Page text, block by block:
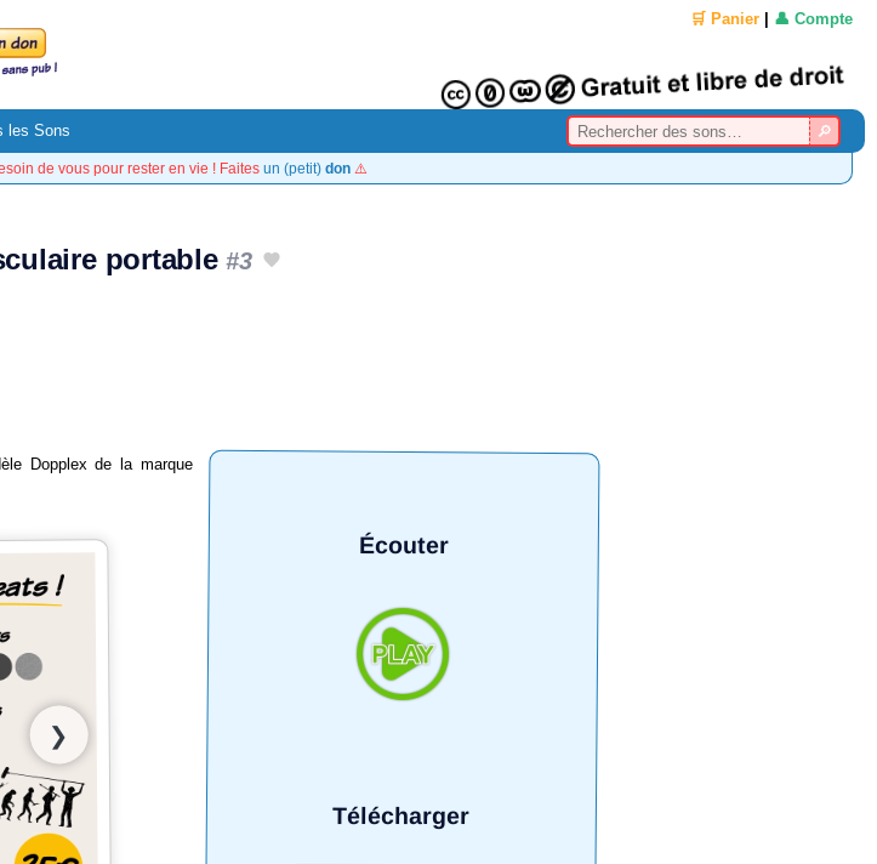
🛒 Panier 👤 Compte
les Sons
de vous pour rester en vie ! Faites un (petit) don ⚠️
portable#3
Écouter
Télécharger
Dopplex de la marque
❯